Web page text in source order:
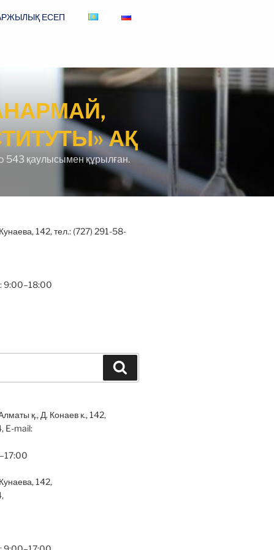
АҚ
543 қаулысымен құрылған.
ЕСЕП
142, тел.: (727) 291-58-
9:00–18:00
қ., Д. Конаев к., 142,
E-mail:
142,